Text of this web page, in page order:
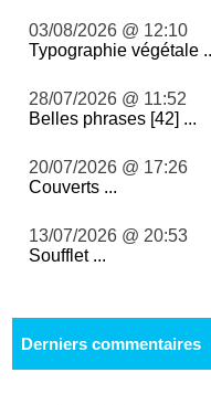
03/08/2026 @ 12:10
Typographie végétale
28/07/2026 @ 11:52
Belles phrases [42] ...
20/07/2026 @ 17:26
Couverts ...
13/07/2026 @ 20:53
Soufflet ...
Derniers commentaires